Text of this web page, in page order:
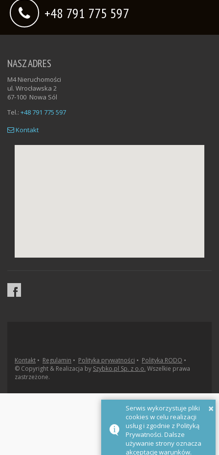
+48 791 775 597
NASZ ADRES
M4 Nieruchomości
ul. Wrocławska 2
67-100 Nowa Sól
Tel.: +48 791 775 597
Kontakt
Kontakt • Regulamin • Polityka prywatności • Polityka RODO •
© Copyright & Realizacja by Szybko.pl Sp. z o.o. Wszelkie prawa
zastrzeżone.
×
Serwis wykorzystuje pliki
cookies w celu realizacji
usług i zgodnie z Polityką
Prywatności. Dalsze
używanie strony oznacza
akceptację warunków.